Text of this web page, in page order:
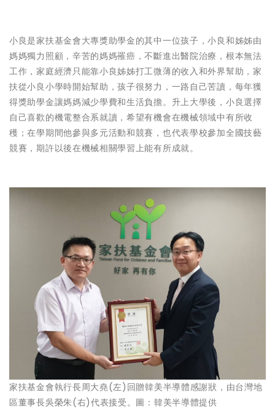
小良是家扶基金會大專獎助學金的其中一位孩子，小良和姊姊由
媽媽獨力照顧，辛苦的媽媽罹癌，不斷進出醫院治療，根本無法
工作，家庭經濟只能靠小良姊姊打工微薄的收入和外界幫助，家
扶從小良小學時開始幫助，孩子很努力，一路自己苦讀，每年獲
得獎助學金讓媽媽減少學費和生活負擔。升上大學後，小良選擇
自己喜歡的機電整合系就讀，希望有機會在機械領域中有所收
穫；在學期間他參與多元活動和競賽，也代表學校參加全國技藝
競賽，期許以後在機械相關學習上能有所成就。
家扶基金會執行長周大堯(左)回贈韓美半導體感謝狀，由台灣地
區董事長吳榮朱(右)代表接受。圖：韓美半導體提供